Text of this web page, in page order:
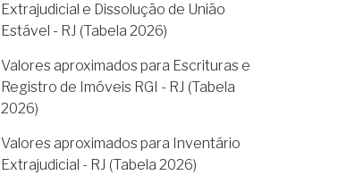
Extrajudicial e Dissolução de União
Estável - RJ (Tabela 2026)
Valores aproximados para Escrituras e
Registro de Imóveis RGI - RJ (Tabela
2026)
Valores aproximados para Inventário
Extrajudicial - RJ (Tabela 2026)